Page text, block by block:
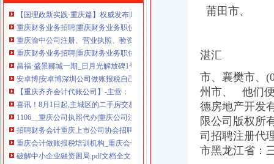
重庆财务业务招聘|重庆财务业务职位信息汇总|财务业务重庆招聘分类-
重庆渝中公司注册、营业执照、验资、记帐报税等服务_重庆渝中区工
重庆财务业务招聘|重庆财务业务职位信息汇总|财务业务重庆招聘分类-
昌福·盛景郦城一期_日月光解放碑1号R3_启迪协信城立方_楼盘对比
安卓博|安卓博深圳公司做账报税自己可以操作吗_比网vita
【重庆齐齐会计代账公司】-主营：
喜讯！8月1日起,主城区的二手房交易税收业务可以网上申请了！-民
1106__重庆公司执照代办|重庆公司注册代办_重庆齐齐会计代账公司
招聘财务会计重庆上市公司协会招聘财务会计大渝人才网-腾讯·大渝网
重庆会计做账报税培训机构_重庆会计做账报税培训中心_重庆会计做账
破解中小企业融资困局.pdf文档全文免费阅读、在线看
公司注册服务企业黄页
代理记账和兼职会计区别.docx
莆田市、
湛汇
市、襄樊市、
州市、 他们便
德房地产开发
限公司版权所
司招聘注册代
市黑龙江省：